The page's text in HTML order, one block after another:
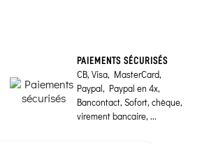
PAIEMENTS SÉCURISÉS
CB, Visa, MasterCard,
Paypal, Paypal en 4x,
Bancontact, Sofort, chèque,
virement bancaire, ...